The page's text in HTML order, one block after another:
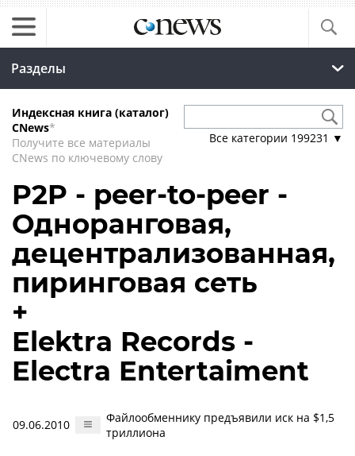
Разделы
Индексная книга (каталог)
CNews*
Получите все материалы
CNews по ключевому слову
Все категории 199231 ▼
P2P - peer-to-peer -
Одноранговая,
децентрализованная,
пиринговая сеть
+
Elektra Records -
Electra Entertaiment
09.06.2010
Файлообменнику предъявили иск на $1,5
триллиона